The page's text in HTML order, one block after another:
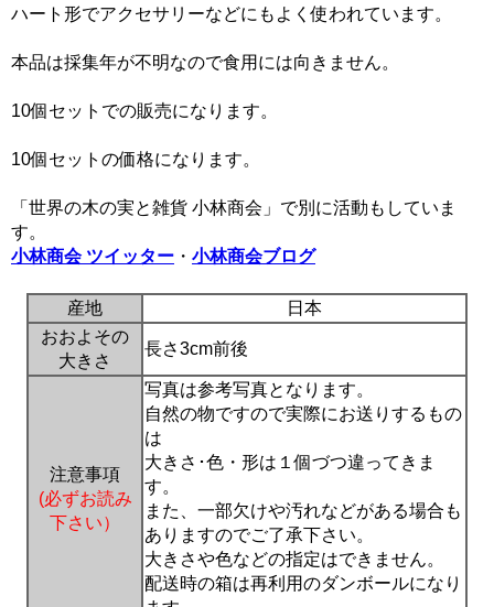
ハート形でアクセサリーなどにもよく使われています。
本品は採集年が不明なので食用には向きません。
10個セットでの販売になります。
10個セットの価格になります。
「世界の木の実と雑貨 小林商会」で別に活動もしていま
す。
小林商会 ツイッター ・ 小林商会ブログ
産地
日本
おおよその
大きさ
長さ3cm前後
注意事項
(必ずお読み
下さい）
写真は参考写真となります。
自然の物ですので実際にお送りするもの
は
大きさ･色・形は１個づつ違ってきま
す。
また、一部欠けや汚れなどがある場合も
ありますのでご了承下さい。
大きさや色などの指定はできません。
配送時の箱は再利用のダンボールになり